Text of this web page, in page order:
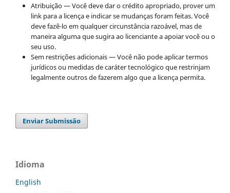
Atribuição — Você deve dar o crédito apropriado, prover um
link para a licença e indicar se mudanças foram feitas. Você
deve fazê-lo em qualquer circunstância razoável, mas de
maneira alguma que sugira ao licenciante a apoiar você ou o
seu uso.
Sem restrições adicionais — Você não pode aplicar termos
jurídicos ou medidas de caráter tecnológico que restrinjam
legalmente outros de fazerem algo que a licença permita.
Enviar Submissão
Idioma
English